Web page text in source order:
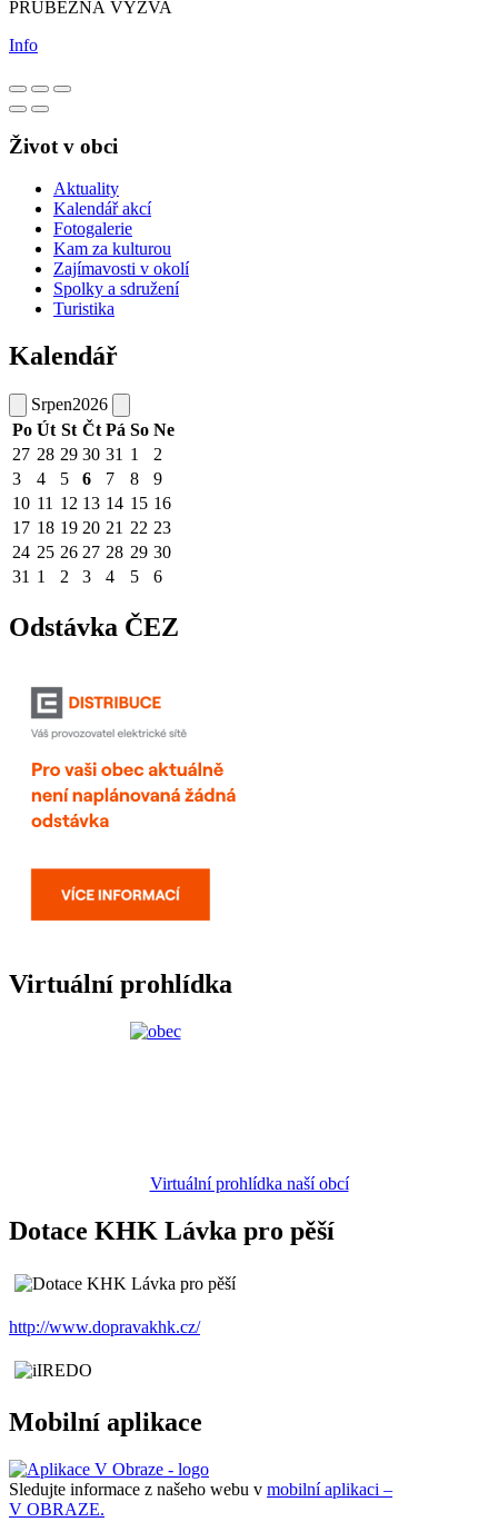
PRŮBĚŽNÁ VÝZVA
Info
Život v obci
Aktuality
Kalendář akcí
Fotogalerie
Kam za kulturou
Zajímavosti v okolí
Spolky a sdružení
Turistika
Kalendář
Srpen2026
Po Út St Čt Pá So Ne
27 28 29 30 31 1
2
3
4 5 6 7 8
9
10 11 12 13 14 15 16
17 18 19 20 21 22 23
24 25 26 27 28 29 30
31 1 2 3 4 5 6
Odstávka ČEZ
Virtuální prohlídka
Virtuální prohlídka naší obcí
Dotace KHK Lávka pro pěší
http://www.dopravakhk.cz/
Mobilní aplikace
Sledujte informace z našeho webu v mobilní aplikaci –
V OBRAZE.